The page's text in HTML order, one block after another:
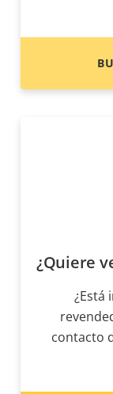
¿Quiere
¿Está
contacto